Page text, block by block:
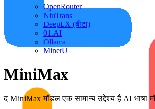
OpenRouter
NiuTrans
DeepLX (बीटा)
01.AI
Ollama
MinerU
MiniMax
द MiniMax मॉडल एक सामान्य उद्देश्य है AI भाषा